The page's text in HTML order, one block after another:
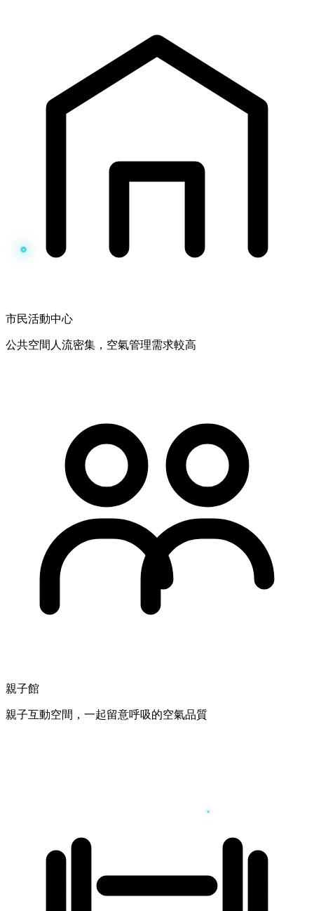
市民活動中心
公共空間人流密集，空氣管理需求較高
親子館
親子互動空間，一起留意呼吸的空氣品質